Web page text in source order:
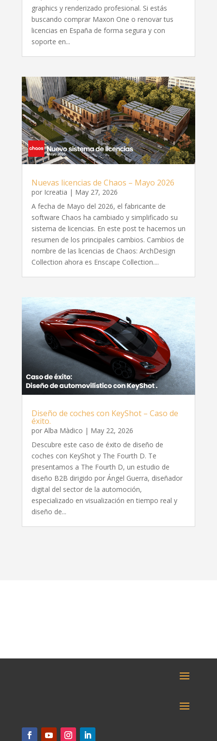
graphics y renderizado profesional. Si estás
buscando comprar Maxon One o renovar tus
licencias en España de forma segura y con
soporte en...
Nuevas licencias de Chaos – Mayo 2026
por Icreatia | May 27, 2026
A fecha de Mayo del 2026, el fabricante de
software Chaos ha cambiado y simplificado su
sistema de licencias. En este post te hacemos un
resumen de los principales cambios. Cambios de
nombre de las licencias de Chaos: ArchDesign
Collection ahora es Enscape Collection....
Diseño de coches con KeyShot – Caso de
éxito.
por Alba Màdico | May 22, 2026
Descubre este caso de éxito de diseño de
coches con KeyShot y The Fourth D. Te
presentamos a The Fourth D, un estudio de
diseño B2B dirigido por Ángel Guerra, diseñador
digital del sector de la automoción,
especializado en visualización en tiempo real y
diseño de...